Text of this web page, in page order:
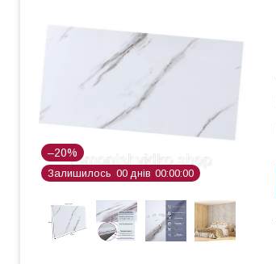
–20%
Залишилось 00 днів 00 00 00